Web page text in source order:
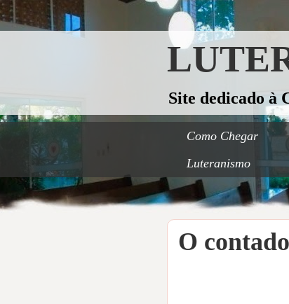
Site dedicado à
Como Chegar
Luteranismo
O